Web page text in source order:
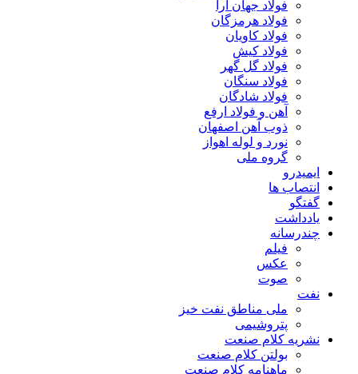
فولاد جهان آرا
فولاد هرمزگان
فولاد کاویان
فولاد کیش
فولاد گل گهر
فولاد سنگان
فولاد شادگان
آهن و فولاد ارفع
ذوب آهن اصفهان
نورد و لوله اهواز
گروه ملی
ایمیدرو
انتصاب ها
گفتگو
یادداشت
چندرسانه
فیلم
عکس
صوت
نفت
ملی مناطق نفت خیز
پتروشیمی
نشریه کلام صنعت
بولتن کلام صنعت
ماهنامه کلام صنعت